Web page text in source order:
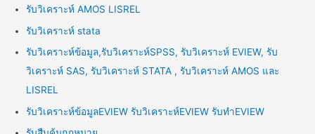
รับวิเคราะห์ AMOS LISREL
รับวิเคราะห์ stata
รับวิเคราะห์ข้อมูล,รับวิเคราะห์SPSS, รับวิเคราะห์ EVIEW, รับ
วิเคราะห์ SAS, รับวิเคราะห์ STATA , รับวิเคราะห์ AMOS และ
LISREL
รับวิเคราะห์ข้อมูลEVIEW รับวิเคราะห์EVIEW รับทำEVIEW